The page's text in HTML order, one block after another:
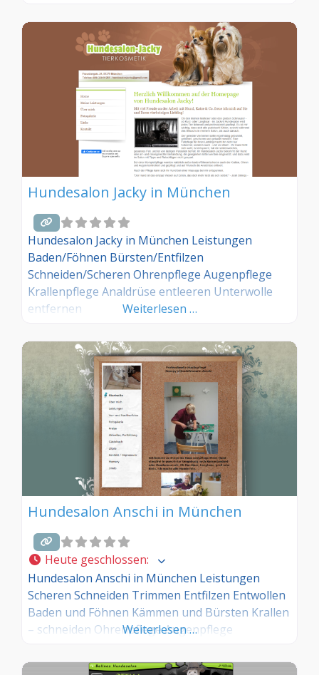
anmelden! Sind Sie Kunde dieses Hundesalons?
Dann teilen Sie Ihre Erfahrungen über die
Kommentarfunktion unten mit anderen
Hundebesitzer/innen!
Hundesalon Jacky in München
Hundesalon Jacky in München Leistungen
Baden/Föhnen Bürsten/Entfilzen
Schneiden/Scheren Ohrenpflege Augenpflege
Krallenpflege Analdrüse entleeren Unterwolle
entfernen
Weiterlesen …
Hundesalon Anschi in München
Heute geschlossen:
Hundesalon Anschi in München Leistungen
Scheren Schneiden Trimmen Entfilzen Entwollen
Baden und Föhnen Kämmen und Bürsten Krallen
– schneiden Ohrenpflege Augenpflege
Weiterlesen …